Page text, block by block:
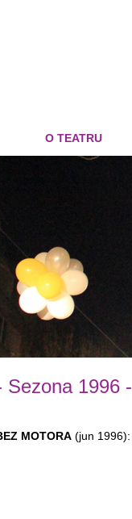
O TEATRU
Sezona 1996 -
MOTORA (jun 1996):